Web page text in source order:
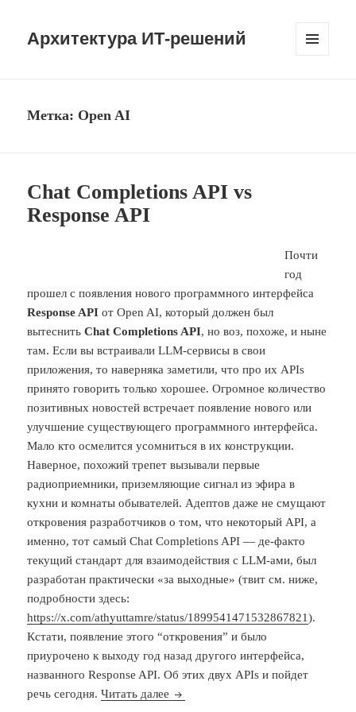
Архитектура ИТ-решений
Метка: Open AI
Chat Completions API vs
Response API
Почти
год
прошел с появления нового программного интерфейса
Response API от Open AI, который должен был
вытеснитьChat Completions API, но воз, похоже, и ныне
там. Если вы встраивали LLM-сервисы в свои
приложения, то наверняка заметили, что про их APIs
принято говорить только хорошее. Огромное количество
позитивных новостей встречает появление нового или
улучшение существующего программного интерфейса.
Мало кто осмелится усомниться в их конструкции.
Наверное, похожий трепет вызывали первые
радиоприемники, приземляющие сигнал из эфира в
кухни и комнаты обывателей. Адептов даже не смущают
откровения разработчиков о том, что некоторый API, а
именно, тот самый Chat Completions API — де-факто
текущий стандарт для взаимодействия с LLM-ами, был
разработан практически «за выходные» (твит см. ниже,
подробности здесь:
https://x.com/athyuttamre/status/1899541471532867821).
Кстати, появление этого “откровения” и было
приурочено к выходу год назад другого интерфейса,
названного Response API. Об этих двух APIs и пойдет
речь сегодня.Читать далее Chat Completions API vs Response